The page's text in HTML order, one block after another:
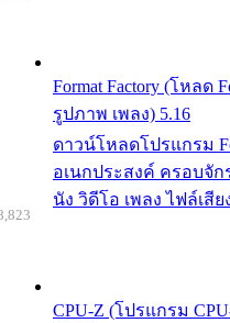
Format Factory (โหลด
รูปภาพ เพลง) 5.16
ดาวน์โหลดโปรแกรม
อเนกประสงค์ ครอบจั
นัง วิดีโอ เพลง ไฟล์เสี
CPU-Z (โปรแกรม